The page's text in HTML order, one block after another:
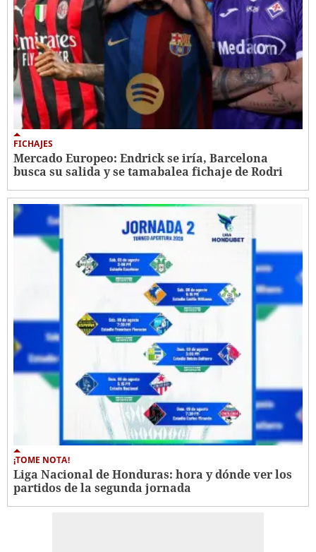
FICHAJES
Mercado Europeo: Endrick se iría, Barcelona
busca su salida y se tamabalea fichaje de Rodri
¡TOME NOTA!
Liga Nacional de Honduras: hora y dónde ver los
partidos de la segunda jornada